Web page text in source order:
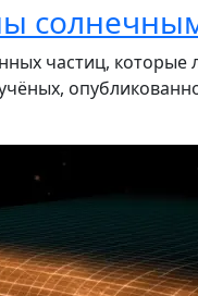
частиц, которые